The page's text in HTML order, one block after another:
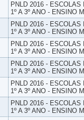
PNLD 2016 -
1º A 3º ANO - ENSINO
PNLD 2016 -
1º A 3º ANO - ENSINO
PNLD 2016 -
1º A 3º ANO - ENSINO
PNLD 2016 -
1º A 3º ANO - ENSINO
PNLD 2016 -
1º A 3º ANO - ENSINO
PNLD 2016 -
1º A 3º ANO - ENSINO